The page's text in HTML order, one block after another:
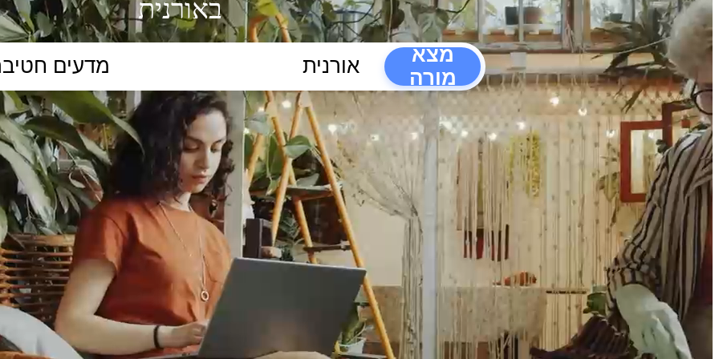
באורנית
הקלידו נושא לימוד...
מצא
מורה
ללמוד אונליין
ללמוד
פרונטלי
כל יסודי תיכון השכלה גבוהה הפרעות קשב וריכוז
כלי סינון